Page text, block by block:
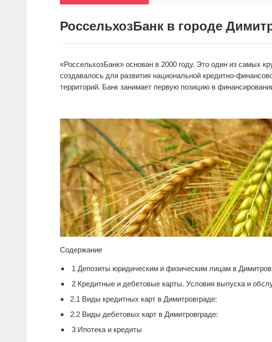
РоссельхозБанк в городе
«РоссельхозБанк» основан в 2000 году. Это один из самых
создавалось для развития национальной кредитно-
территорий. Банк занимает первую позицию в
Содержание
1 Депозиты юридическим и физическим лицам в
2 Кредитные и дебетовые карты. Условия выпуска и
2.1 Виды кредитных карт в Димитровграде:
2.2 Виды дебетовых карт в Димитровграде:
3 Ипотека и кредиты